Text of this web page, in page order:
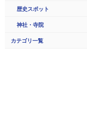
歴史スポット
神社・寺院
カテゴリ一覧